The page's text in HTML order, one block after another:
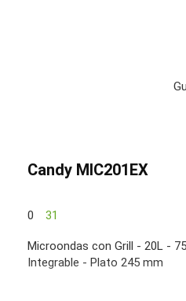
Candy MIC201EX
0 31
Microondas con Grill - 20L -
Integrable - Plato 245 mm